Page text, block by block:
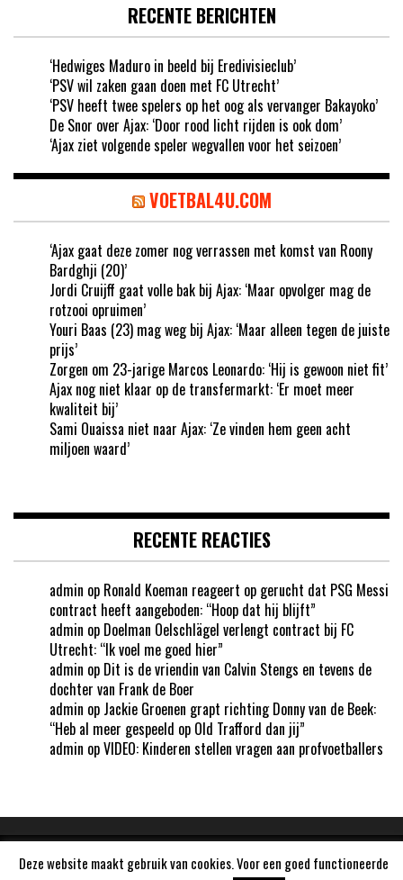
RECENTE BERICHTEN
‘Hedwiges Maduro in beeld bij Eredivisieclub’
‘PSV wil zaken gaan doen met FC Utrecht’
‘PSV heeft twee spelers op het oog als vervanger Bakayoko’
De Snor over Ajax: ‘Door rood licht rijden is ook dom’
‘Ajax ziet volgende speler wegvallen voor het seizoen’
VOETBAL4U.COM
‘Ajax gaat deze zomer nog verrassen met komst van Roony
Bardghji (20)’
Jordi Cruijff gaat volle bak bij Ajax: ‘Maar opvolger mag de
rotzooi opruimen’
Youri Baas (23) mag weg bij Ajax: ‘Maar alleen tegen de juiste
prijs’
Zorgen om 23-jarige Marcos Leonardo: ‘Hij is gewoon niet fit’
Ajax nog niet klaar op de transfermarkt: ‘Er moet meer
kwaliteit bij’
Sami Ouaissa niet naar Ajax: ‘Ze vinden hem geen acht
miljoen waard’
RECENTE REACTIES
admin op Ronald Koeman reageert op gerucht dat PSG Messi
contract heeft aangeboden: “Hoop dat hij blijft”
admin op Doelman Oelschlägel verlengt contract bij FC
Utrecht: “Ik voel me goed hier”
admin op Dit is de vriendin van Calvin Stengs en tevens de
dochter van Frank de Boer
admin op Jackie Groenen grapt richting Donny van de Beek:
“Heb al meer gespeeld op Old Trafford dan jij”
admin opVIDEO: Kinderen stellen vragen aan profvoetballers
Aangedreven doorWordPress
Deze website maakt gebruik van cookies. Voor een goed functioneerde